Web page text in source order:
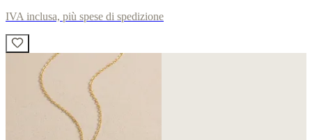
IVA inclusa, più spese di spedizione